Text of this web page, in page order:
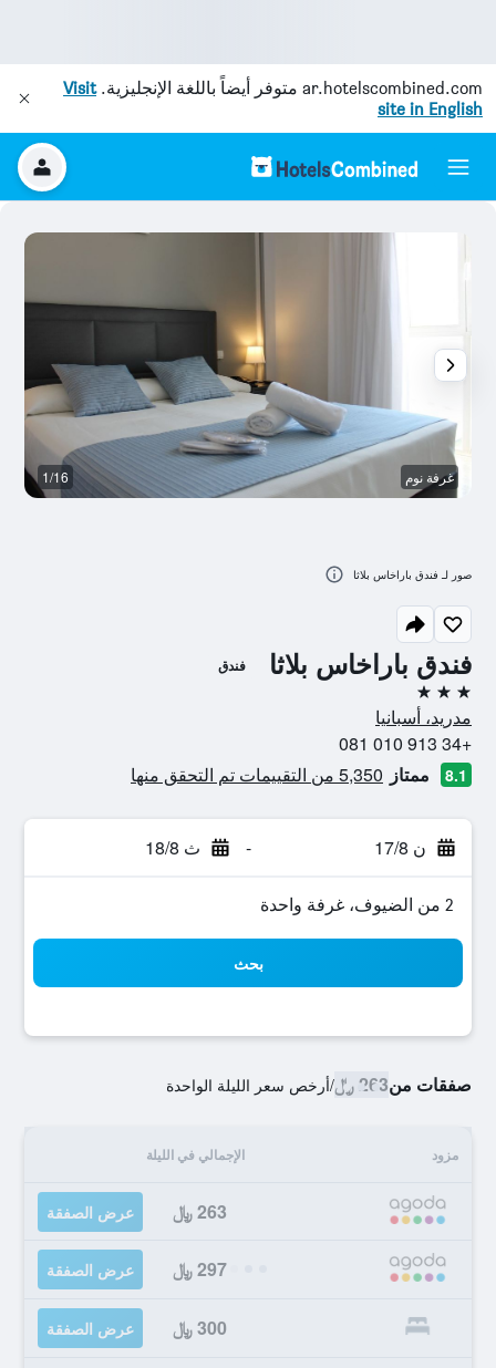
ar.hotelscombined.com متوفر أيضاً باللغة الإنجليزية.Visit
site in English
فندق باراخاس بلاثا فندق
3 نجوم
مدريد، أسبانيا
+34 913 010 081
8.1 ممتاز 5,350 من التقييمات تم التحقق منها
ن 17/8 - ث 18/8
2 من الضيوف، غرفة واحدة
بحث
صفقات من263 ﷼ /أرخص سعر الليلة الواحدة
مزود الإجمالي في الليلة
263 ﷼ عرض الصفقة
297 ﷼ عرض الصفقة
300 ﷼ عرض الصفقة
غرفة نوم 1/16
صور لـ فندق باراخاس بلاثا